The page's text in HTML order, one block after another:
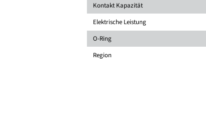
Kontakt Kapazität
Elektrische Leistung
O-Ring
Region